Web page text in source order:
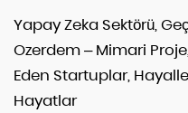
Yapay Zeka Sektörü,
Ozerdem – Mimari
Eden Startuplar,
Hayatlar